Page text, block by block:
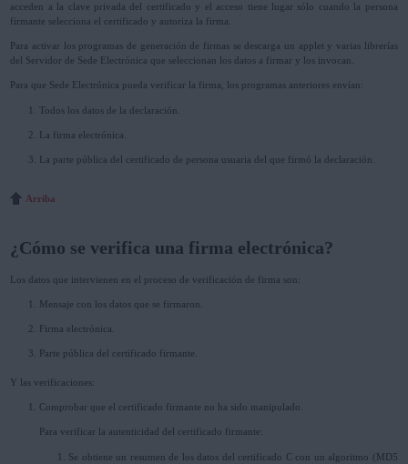
acceden a la clave privada del certificado y el acceso tiene lugar sólo cuando la persona
firmante selecciona el certificado y autoriza la firma.
Para activar los programas de generación de firmas se descarga un applet y varias librerías
del Servidor de Sede Electrónica que seleccionan los datos a firmar y los invocan.
Para que Sede Electrónica pueda verificar la firma, los programas anteriores envían:
Todos los datos de la declaración.
La firma electrónica.
La parte pública del certificado de persona usuaria del que firmó la declaración.
Arriba
¿Cómo se verifica una firma electrónica?
Los datos que intervienen en el proceso de verificación de firma son:
Mensaje con los datos que se firmaron.
Firma electrónica.
Parte pública del certificado firmante.
Y las verificaciones:
Comprobar que el certificado firmante no ha sido manipulado.
Para verificar la autenticidad del certificado firmante:
Se obtiene un resumen de los datos del certificado C con un algoritmo (MD5